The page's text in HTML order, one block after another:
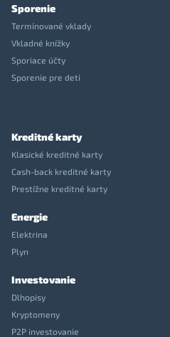
Sporenie
Termínované vklady
Vkladné knížky
Sporiace účty
Sporenie pre deti
Kreditné karty
Klasické kreditné karty
Cash-back kreditné karty
Prestížne kreditné karty
Energie
Elektrina
Plyn
Investovanie
Dlhopisy
Kryptomeny
P2P investovanie